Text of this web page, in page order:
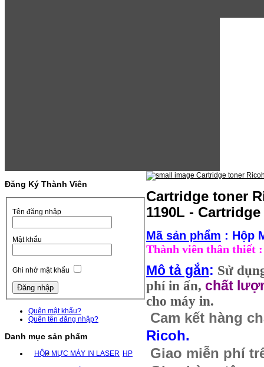
Đăng Ký Thành Viên
Tên đăng nhập
Mật khẩu
Ghi nhớ mật khẩu
Quên mật khẩu?
Quên tên đăng nhập?
Danh mục sản phẩm
HỘP MỰC MÁY IN LASER HP
Cartridge toner
1190L -
Mã sản phẩm : Hộp
Thành viên thân thiết
Mô tả gắn: Sử
phí in ấn, chất
cho máy in.
Cam kết hàng
Ricoh.
Giao miễn phí